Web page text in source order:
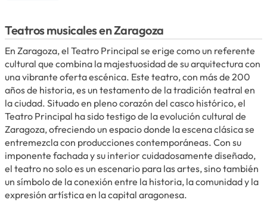
Teatros musicales en Zaragoza
En Zaragoza, el Teatro Principal se erige como un referente
cultural que combina la majestuosidad de su arquitectura con
una vibrante oferta escénica. Este teatro, con más de 200
años de historia, es un testamento de la tradición teatral en
la ciudad. Situado en pleno corazón del casco histórico, el
Teatro Principal ha sido testigo de la evolución cultural de
Zaragoza, ofreciendo un espacio donde la escena clásica se
entremezcla con producciones contemporáneas. Con su
imponente fachada y su interior cuidadosamente diseñado,
el teatro no solo es un escenario para las artes, sino también
un símbolo de la conexión entre la historia, la comunidad y la
expresión artística en la capital aragonesa.